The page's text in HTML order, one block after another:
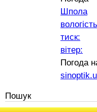
Шпола
тиск:
вітер:
Погода